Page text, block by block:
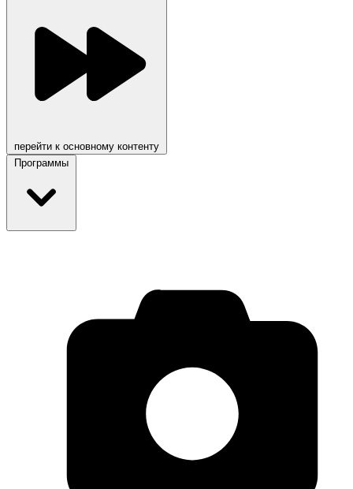
перейти к основному контенту
Программы